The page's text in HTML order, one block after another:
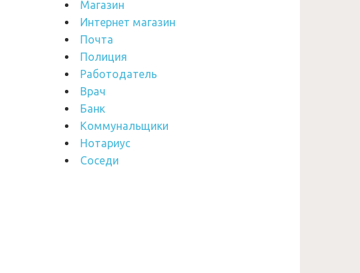
Магазин
Интернет магазин
Почта
Полиция
Работодатель
Врач
Банк
Коммунальщики
Нотариус
Соседи